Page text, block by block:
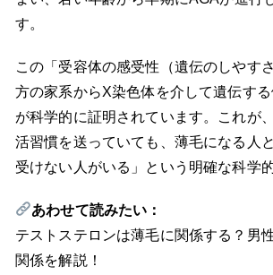
す。
この「受容体の感受性（遺伝のしやす
方の家系からX染色体を介して遺伝す
が科学的に証明されています。これが
活習慣を送っていても、薄毛になる人
受けない人がいる」という明確な科学
あわせて読みたい：
テストステロンは薄毛に関係する？男
関係を解説！